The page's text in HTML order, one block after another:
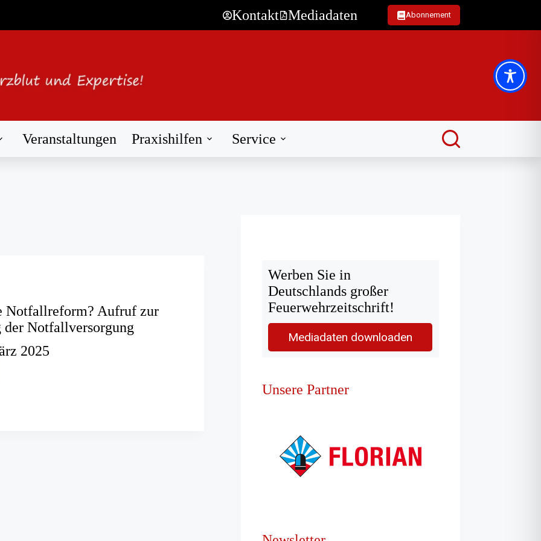
Kontakt Mediadaten Abonnement
Veranstaltungen Praxishilfen Service
Notfallreform? Aufruf zur
der Notfallversorgung
2025
Werben Sie in
Deutschlands großer
Feuerwehrzeitschrift!
Mediadaten downloaden
Unsere Partner